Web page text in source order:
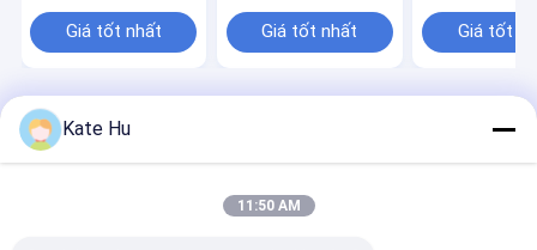
Giá tốt nhất Giá tốt nhất Giá tốt
2026 Anping County Hengyuan Hardware Netting Industry Product
Co.,Ltd.. All Rights Reserved.
Kate Hu
11:50 AM